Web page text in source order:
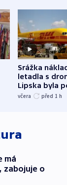
Srážka
letadla s
Lipska byla
německého
včera před 1 h
má
zabojuje o